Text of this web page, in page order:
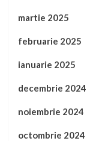
martie 2025
februarie 2025
ianuarie 2025
decembrie 2024
noiembrie 2024
octombrie 2024